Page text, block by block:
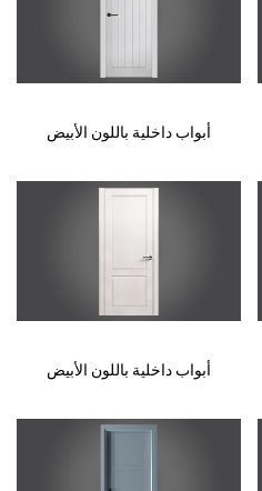
أبواب داخلية باللون الأبيض
أبواب داخلية باللون الأبيض